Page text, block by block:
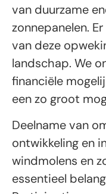
van duurzame
zonnepanelen.
van deze
landschap. We
financiële
een zo groot
Deelname van
ontwikkeling en
windmolens en
essentieel